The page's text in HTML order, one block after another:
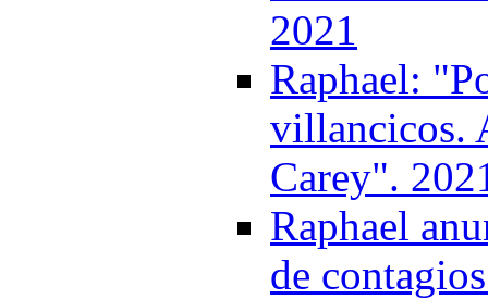
2021
Raphael:
villancicos.
Carey".
Raphael
de